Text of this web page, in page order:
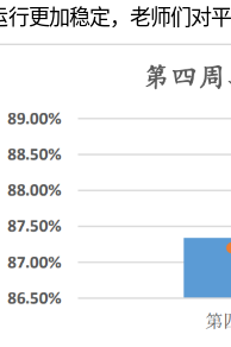
更加稳定，老师们对